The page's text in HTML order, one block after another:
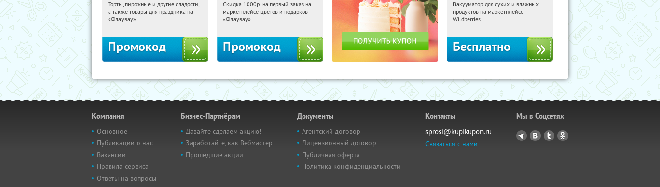
01:41:40 Получили:
Россия
Торты, пирожные и другие сладости,
а также товары для праздника на
«Флаувау»
Промокод
01:41:40 Получили:
Россия
Скидка 1000р. на первый заказ на
маркетплейсе цветов и подарков
«Флаувау»
Промокод
01:41:40 Получили:174
Россия
Вакууматор для сухих и влажных
продуктов на маркетплейсе
Wildberries
Бесплатно
Компания
Основное
Публикации о нас
Вакансии
Правила сервиса
Ответы на вопросы
Бизнес-Партнёрам
Давайте сделаем акцию!
Заработайте, как Вебмастер
Прошедшие акции
Документы
Агентский договор
Лицензионный договор
Публичная оферта
Политика конфиденциальности
Контакты
sprosi@kupikupon.ru
Связаться с нами
Мы в Соцсетях